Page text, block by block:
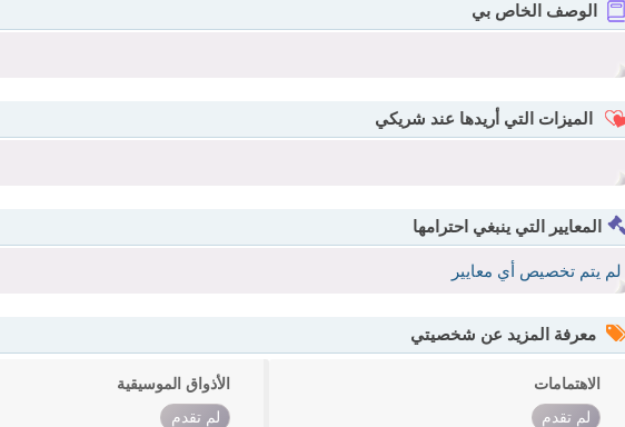
الوصف الخاص بي
الميزات التي أريدها عند شريكي
المعايير التي ينبغي احترامها
لم يتم تخصيص أي معايير
معرفة المزيد عن شخصيتي
الاهتمامات
لم تقدم
الأذواق الموسيقية
لم تقدم